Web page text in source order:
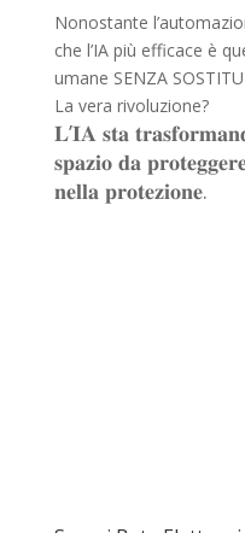
Nonostante
che l’IA più efficace è
umane SENZA
La vera rivoluzione?
𝐋’𝐈𝐀 𝐬𝐭𝐚
𝐬𝐩𝐚𝐳𝐢𝐨 𝐝𝐚
𝐧𝐞𝐥𝐥𝐚 𝐩𝐫𝐨𝐭𝐞𝐳𝐢𝐨𝐧𝐞.